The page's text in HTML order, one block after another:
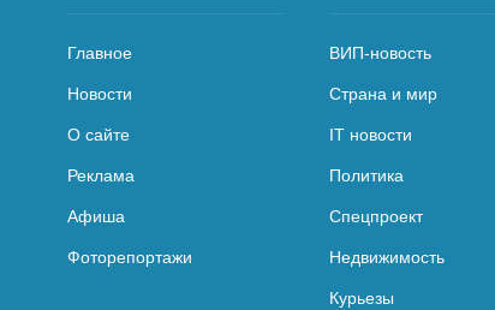
Главное
Новости
О сайте
Реклама
Афиша
Фоторепортажи
ВИП-новость
Страна и мир
IT новости
Политика
Спецпроект
Недвижимость
Курьезы